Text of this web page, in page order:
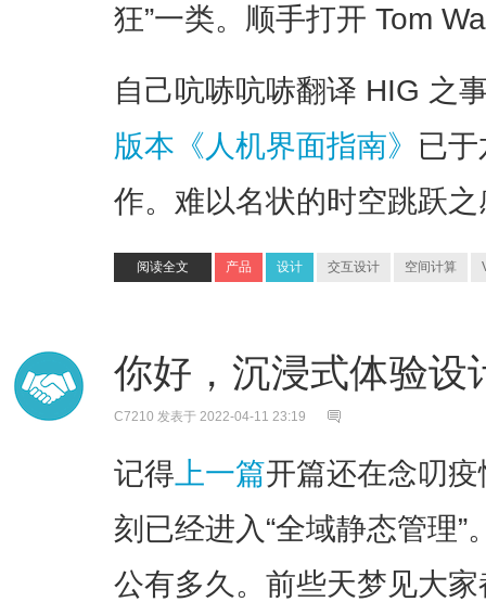
狂”一类。顺手打开 Tom
自己吭哧吭哧翻译 HIG 之
版本《人机界面指南》 已
作。难以名状的时空跳跃之
阅读全文 产品 设计 交互设计 空间计算
你好，沉浸式体验
C7210 发表于 2022-04-11 23:19
记得 上一篇开篇还在念叨
刻已经进入“全域静态管理
公有多久。前些天梦见大